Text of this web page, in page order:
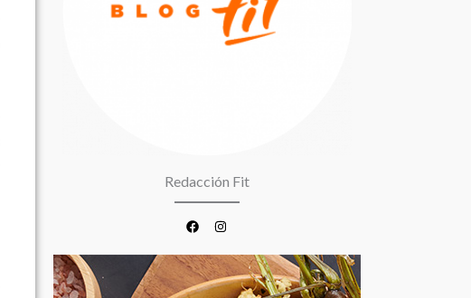
Redacción Fit